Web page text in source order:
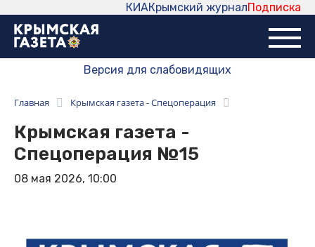
Подписка
Крымский журнал
КИА
Версия для слабовидящих
Главная Крымская газета - Спецоперация
Крымская газета -
Спецоперация №15
08 мая 2026, 10:00